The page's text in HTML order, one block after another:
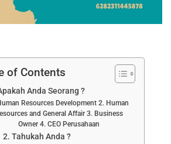
of Contents
Anda Seorang ?
Resources Development 2. Human
and General Affair 3. Business
Owner 4. CEO Perusahaan
Tahukah Anda ?